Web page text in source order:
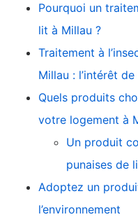
Pourquoi un
lit à Millau ?
Traitement à
Millau : l’intérêt
Quels produits
votre logement à
Un produit
punaises de
Adoptez un
l’environnement